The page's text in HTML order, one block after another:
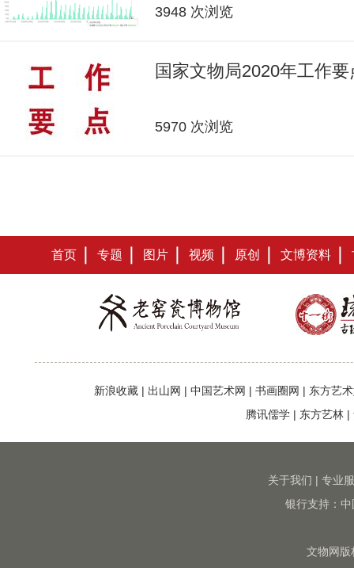
3948 次浏览
国家文物局2020年工作要
5970 次浏览
首页 专题 图片 视频 原创 文博资料
新浪收藏 | 出山网 | 中国艺术网 | 书画圈网 | 东方艺
腾讯儒学 | 东方艺林 |
关于我们 | 专业
银行支持：
文物网